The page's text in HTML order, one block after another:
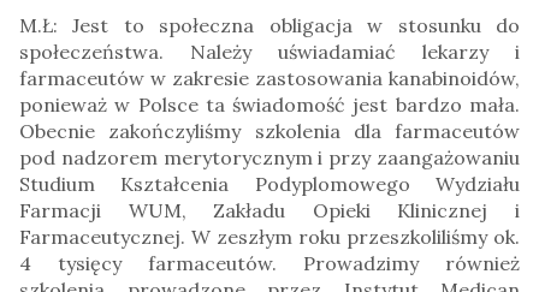
M.Ł: Jest to społeczna obligacja w stosunku do
społeczeństwa. Należy uświadamiać lekarzy i
farmaceutów w zakresie zastosowania kanabinoidów,
ponieważ w Polsce ta świadomość jest bardzo mała.
Obecnie zakończyliśmy szkolenia dla farmaceutów
pod nadzorem merytorycznym i przy zaangażowaniu
Studium Kształcenia Podyplomowego Wydziału
Farmacji WUM, Zakładu Opieki Klinicznej i
Farmaceutycznej. W zeszłym roku przeszkoliliśmy ok.
4 tysięcy farmaceutów. Prowadzimy również